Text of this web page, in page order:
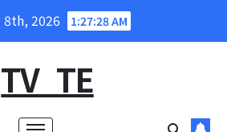
8th, 2026 1:27:29 AM
TV_TE